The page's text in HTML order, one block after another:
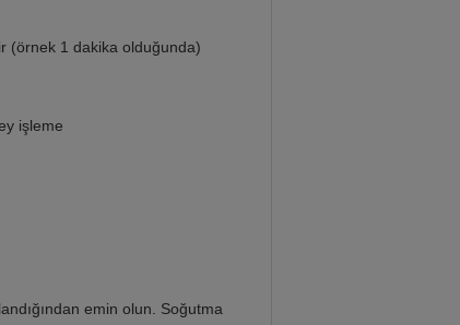
(örnek 1 dakika olduğunda)
işleme
emin olun. Soğutma